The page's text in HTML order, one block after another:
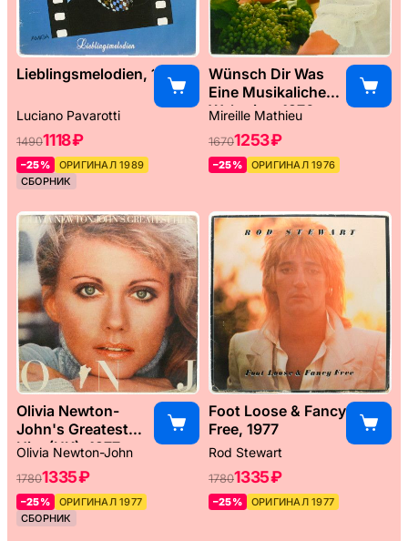
Lieblingsmelodien, 1989
Luciano Pavarotti
14901118 ₽
–25%
ОРИГИНАЛ 1989
СБОРНИК
Wünsch Dir Was
Eine Musikaliche
Weltreise, 1976
Mireille Mathieu
16701253 ₽
–25% ОРИГИНАЛ 1976
Olivia Newton-
John's Greatest
Hits (UK), 1977
Olivia Newton-John
17801335 ₽
–25%
ОРИГИНАЛ 1977
СБОРНИК
Foot Loose & Fancy
Free, 1977
Rod Stewart
17801335 ₽
–25% ОРИГИНАЛ 1977